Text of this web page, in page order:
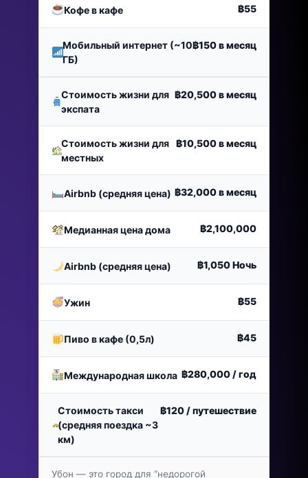
Кофе в кафе ฿55
Мобильный интернет (~10
ГБ)
฿150в месяц
Стоимость жизни для
экспата
฿20,500в месяц
Стоимость жизни для
местных
฿10,500в месяц
Airbnb (средняя цена) ฿32,000в месяц
Медианная цена дома ฿2,100,000
Airbnb (средняя цена) ฿1,050Ночь
Ужин ฿55
Пиво в кафе (0,5л) ฿45
Международная школа ฿280,000 / год
Стоимость такси
(средняя поездка ~3
км)
฿120 / путешествие
Убон — это город для “недорогой